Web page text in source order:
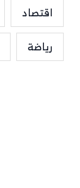
اقتصاد
رياضة